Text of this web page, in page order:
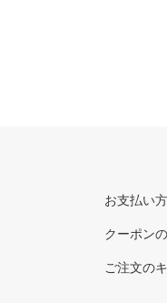
お支払い
クーポン
ご注文の